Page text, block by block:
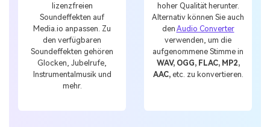
lizenzfreien
Soundeffekten auf
Media.io anpassen. Zu
den verfügbaren
Soundeffekten gehören
Glocken, Jubelrufe,
Instrumentalmusik und
mehr.
hoher Qualität herunter.
Alternativ können Sie auch
den Audio Converter
verwenden, um die
aufgenommene Stimme in
WAV, OGG, FLAC, MP2,
AAC,etc. zu konvertieren.